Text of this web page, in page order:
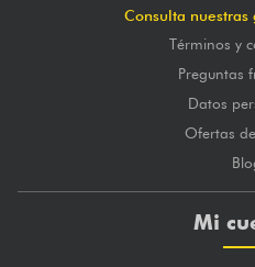
Consulta nuestras
Términos y
Preguntas
Datos
Ofertas
Mi